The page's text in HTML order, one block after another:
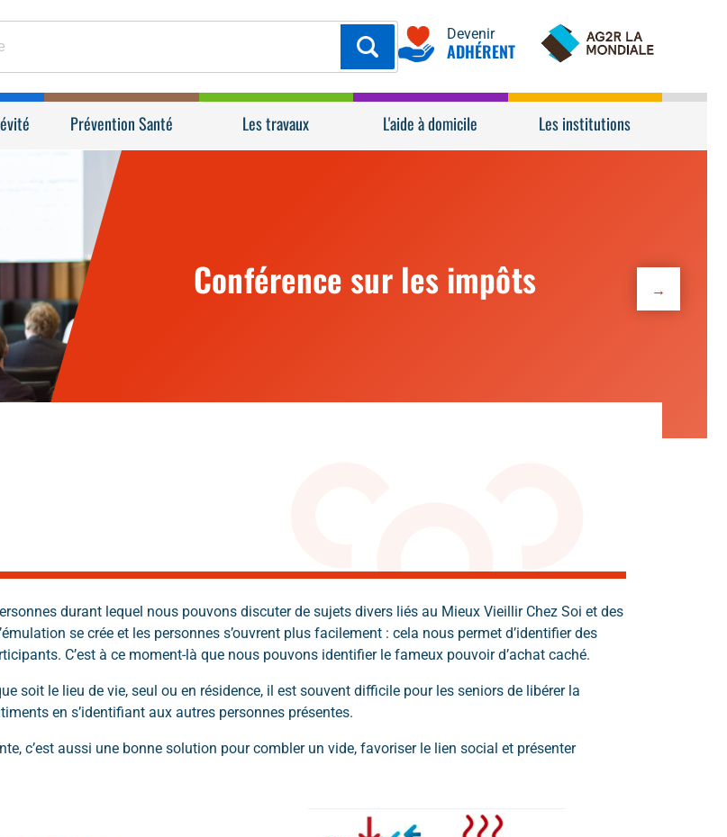
Devenir
ADHÉRENT
Prévention Santé Les travaux L'aide à domicile Les institutions
Conférence sur les impôts
Conférence sur les assurances
Conférence sur les abus de
faiblesse →
durant lequel nous pouvons discuter de sujets divers liés au Mieux Vieillir Chez Soi et des
se crée et les personnes s’ouvrent plus facilement : cela nous permet d’identifier des
C’est à ce moment-là que nous pouvons identifier le fameux pouvoir d’achat caché.
soit le lieu de vie, seul ou en résidence, il est souvent difficile pour les seniors de libérer la
en s’identifiant aux autres personnes présentes.
c’est aussi une bonne solution pour combler un vide, favoriser le lien social et présenter